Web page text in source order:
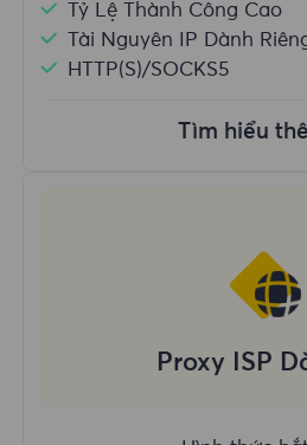
Tỷ Lệ Thành Công Cao
Tài Nguyên IP Dành
HTTP(S)/SOCKS5
Tìm hiểu
Proxy ISP